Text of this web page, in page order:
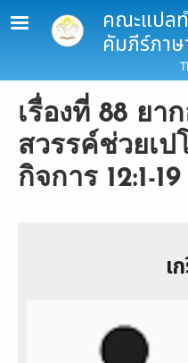
Skip to main content
คณะแปล
คัมภีร์ภาษ
เรื่องที่ 88 ยา
สวรรค์ช่วยเ
กิจการ 12:1-
เ